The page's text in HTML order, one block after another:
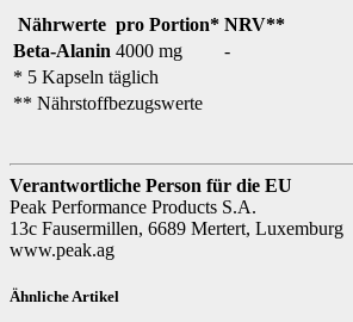
Nährwerte pro Portion* NRV**
Beta-Alanin 4000 mg
-
* 5 Kapseln täglich
** Nährstoffbezugswerte
Verantwortliche Person für die EU
Peak Performance Products S.A.
13c Fausermillen, 6689 Mertert, Luxemburg
www.peak.ag
Ähnliche Artikel